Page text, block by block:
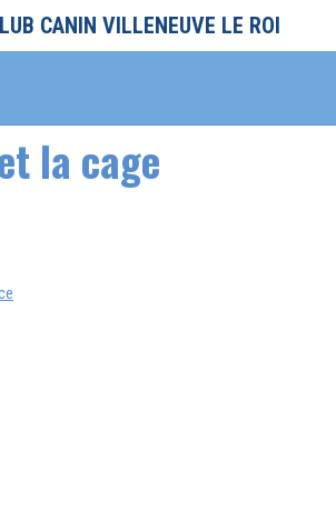
CANIN VILLENEUVE LE ROI
la cage